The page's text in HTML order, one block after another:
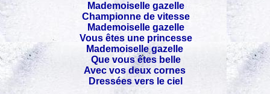
Mademoiselle gazelle
Championne de vitesse
Mademoiselle gazelle
Vous êtes une princesse
Mademoiselle gazelle
Que vous êtes belle
Avec vos deux cornes
Dressées vers le ciel